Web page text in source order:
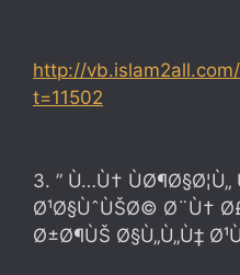
http://vb.islam2all.com/
t=11502
3. ” Ù…Ù†
Ø¹Ø§ÙˆÙŠØ© Ø¨Ù†
Ø±Ø¶ÙŠ Ø§Ù„Ù„Ù‡